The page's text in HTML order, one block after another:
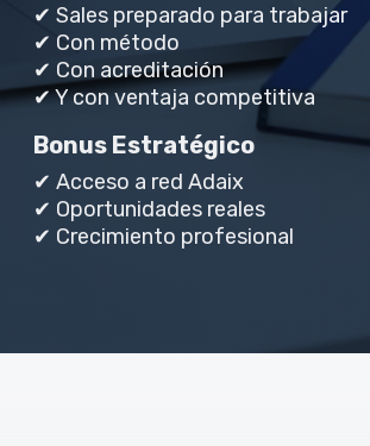
✔ Sales preparado para trabajar
✔ Con método
✔ Con acreditación
✔ Y con ventaja competitiva
Bonus Estratégico
✔ Acceso a red Adaix
✔ Oportunidades reales
✔ Crecimiento profesional